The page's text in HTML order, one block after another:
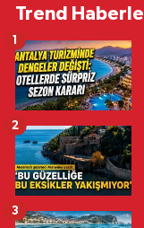
Trend
1
2
3